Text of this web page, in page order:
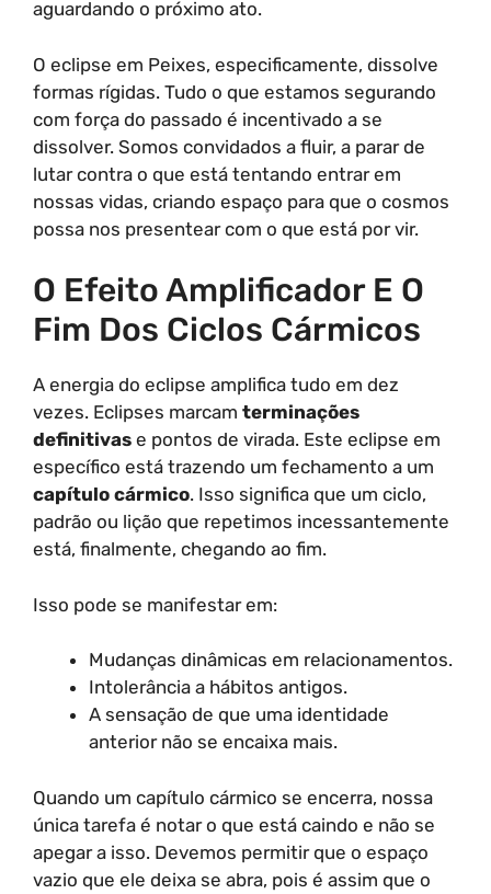
aguardando o próximo ato.
O eclipse em Peixes, especificamente, dissolve
formas rígidas. Tudo o que estamos segurando
com força do passado é incentivado a se
dissolver. Somos convidados a fluir, a parar de
lutar contra o que está tentando entrar em
nossas vidas, criando espaço para que o cosmos
possa nos presentear com o que está por vir.
O Efeito Amplificador E O
Fim Dos Ciclos Cármicos
A energia do eclipse amplifica tudo em dez
vezes. Eclipses marcam terminações
definitivas e pontos de virada. Este eclipse em
específico está trazendo um fechamento a um
capítulo cármico. Isso significa que um ciclo,
padrão ou lição que repetimos incessantemente
está, finalmente, chegando ao fim.
Isso pode se manifestar em:
Mudanças dinâmicas em relacionamentos.
Intolerância a hábitos antigos.
A sensação de que uma identidade
anterior não se encaixa mais.
Quando um capítulo cármico se encerra, nossa
única tarefa é notar o que está caindo e não se
apegar a isso. Devemos permitir que o espaço
vazio que ele deixa se abra, pois é assim que o